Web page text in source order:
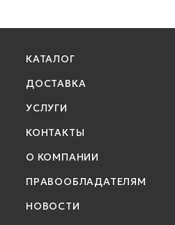
КАТАЛОГ
ДОСТАВКА
УСЛУГИ
КОНТАКТЫ
О КОМПАНИИ
ПРАВООБЛАДАТЕЛЯМ
НОВОСТИ